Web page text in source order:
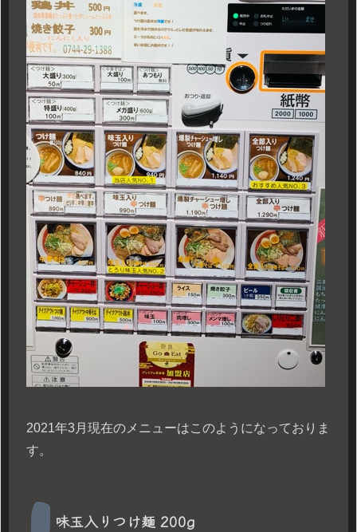
2021年3月現在のメニューはこのようになっておりま
す。
味玉入りつけ麺 200g